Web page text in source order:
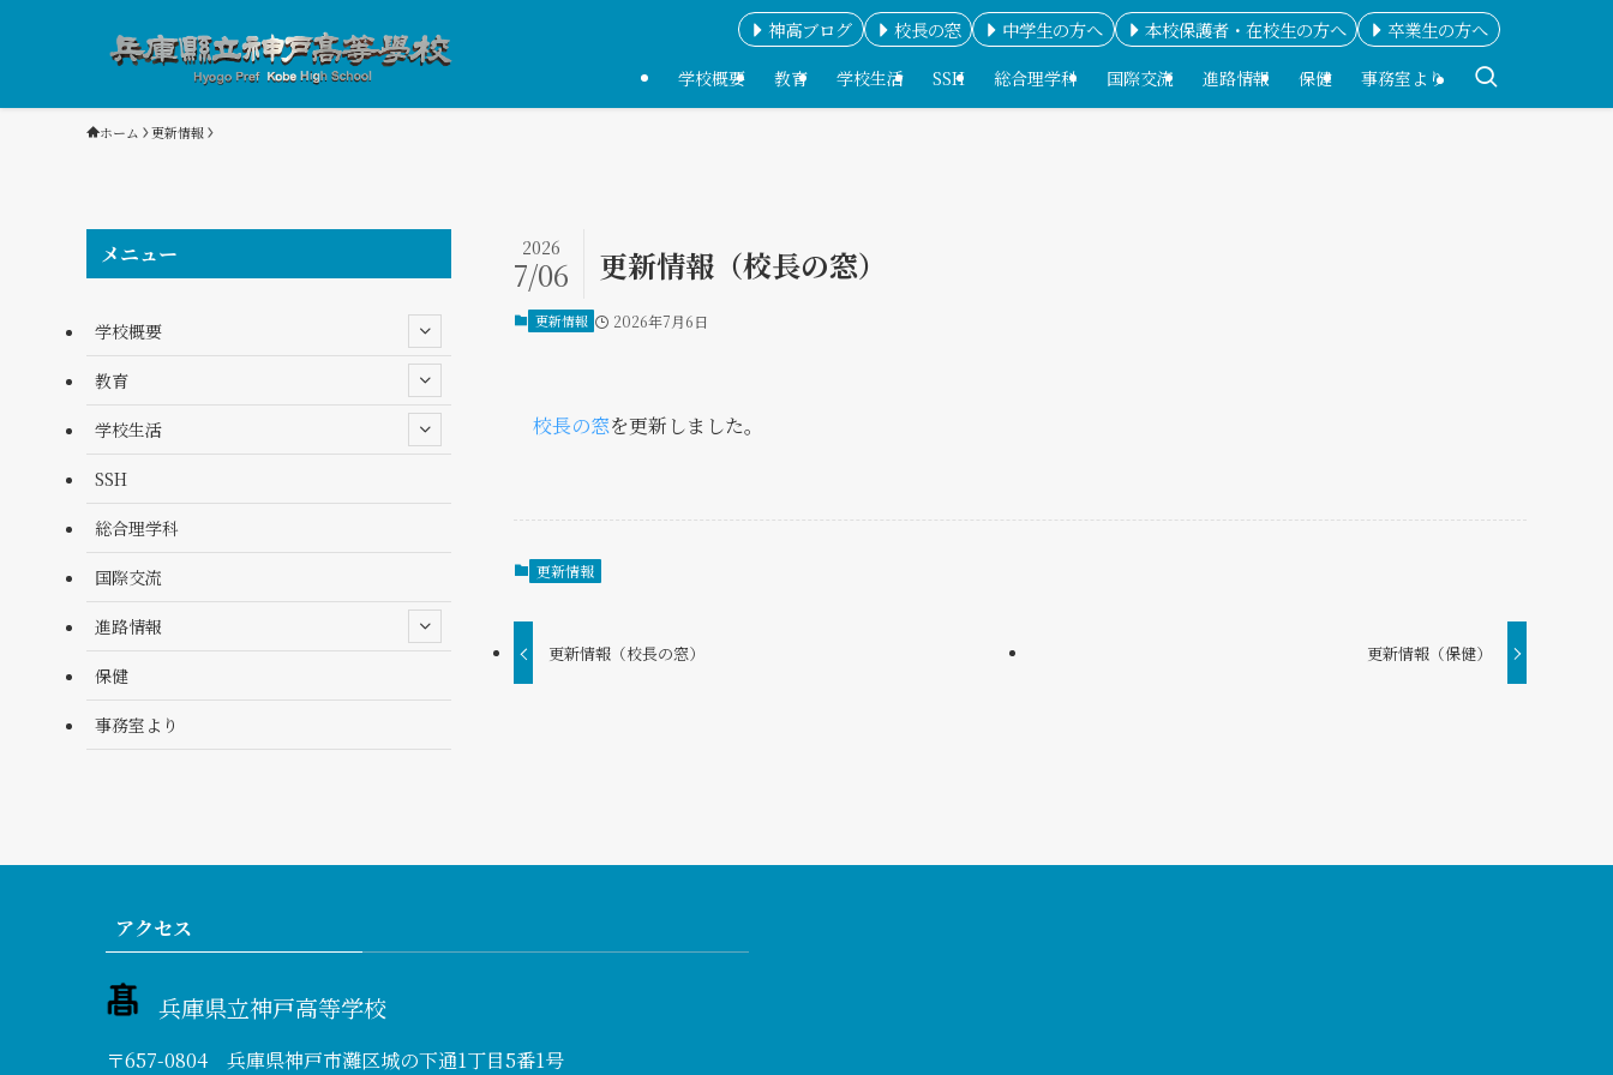
学校概要 教育 学校生活 SSH 総合理学科 国際交流 進路情報 保健 事務室より
神高ブログ 校長の窓 中学生の方へ 本校保護者・在校生の方へ 卒業生の方へ
ホーム 更新情報
更新情報（校長の窓）
2026
7/06
更新情報 2026年7月6日
校長の窓を更新しました。
更新情報
更新情報（校長の窓） 更新情報（保健）
メニュー
学校概要
教育
学校生活
SSH
総合理学科
国際交流
進路情報
保健
事務室より
アクセス
兵庫県立神戸高等学校
〒657-0804 兵庫県神戸市灘区城の下通1丁目5番1号